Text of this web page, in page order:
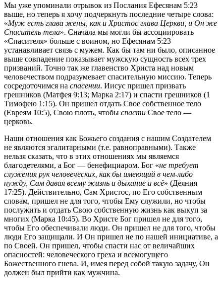
Мы уже упоминали отрывок из Послания Ефесянам 5:23
выше, но теперь я хочу подчеркнуть последние четыре слова:
«Муж есть глава жены, как и Христос глава Церкви, и Он же
Спаситель тела». Сначала мы могли бы ассоциировать
«Спасителя» больше с воином, но Ефесянам 5:23
устанавливает связь с мужем. Как бы там ни было, описанное
выше совпадение показывает мужскую сущность всех трех
призваний. Точно так же главенство Христа над новым
человечеством подразумевает спасительную миссию. Теперь
сосредоточимся на спасении. Иисус пришел призвать
грешников (Матфея 9:13; Марка 2:17) и спасти грешников (1
Тимофею 1:15). Он пришел отдать Свое собственное тело
(Евреям 10:5), Свою плоть, чтобы спасти Свое тело —
церковь.
Наши отношения как Божьего создания с нашим Создателем
не являются эгалитарными (т.е. равноправными). Также
нельзя сказать, что в этих отношениях мы являемся
благодетелями, а Бог — бенефициаром. Бог «не требует
служения рук человеческих, как бы имеющий в чем-либо
нужду, Сам давая всему жизнь и дыхание и всё» (Деяния
17:25). Действительно, Сам Христос, по Его собственным
словам, пришел не для того, чтобы Ему служили, но чтобы
послужить и отдать Свою собственную жизнь как выкуп за
многих (Марка 10:45). Во Христе Бог пришел не для того,
чтобы Его обеспечивали люди. Он пришел не для того, чтобы
люди Его защищали. И Он пришел не по нашей инициативе, а
по Своей. Он пришел, чтобы спасти нас от величайших
опасностей: человеческого греха и всемогущего
Божественного гнева. И, имея перед собой такую задачу, Он
должен был прийти как мужчина.